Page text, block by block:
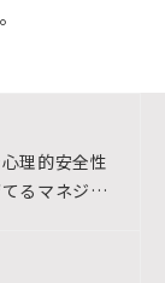
理的安全性
るマネジャ